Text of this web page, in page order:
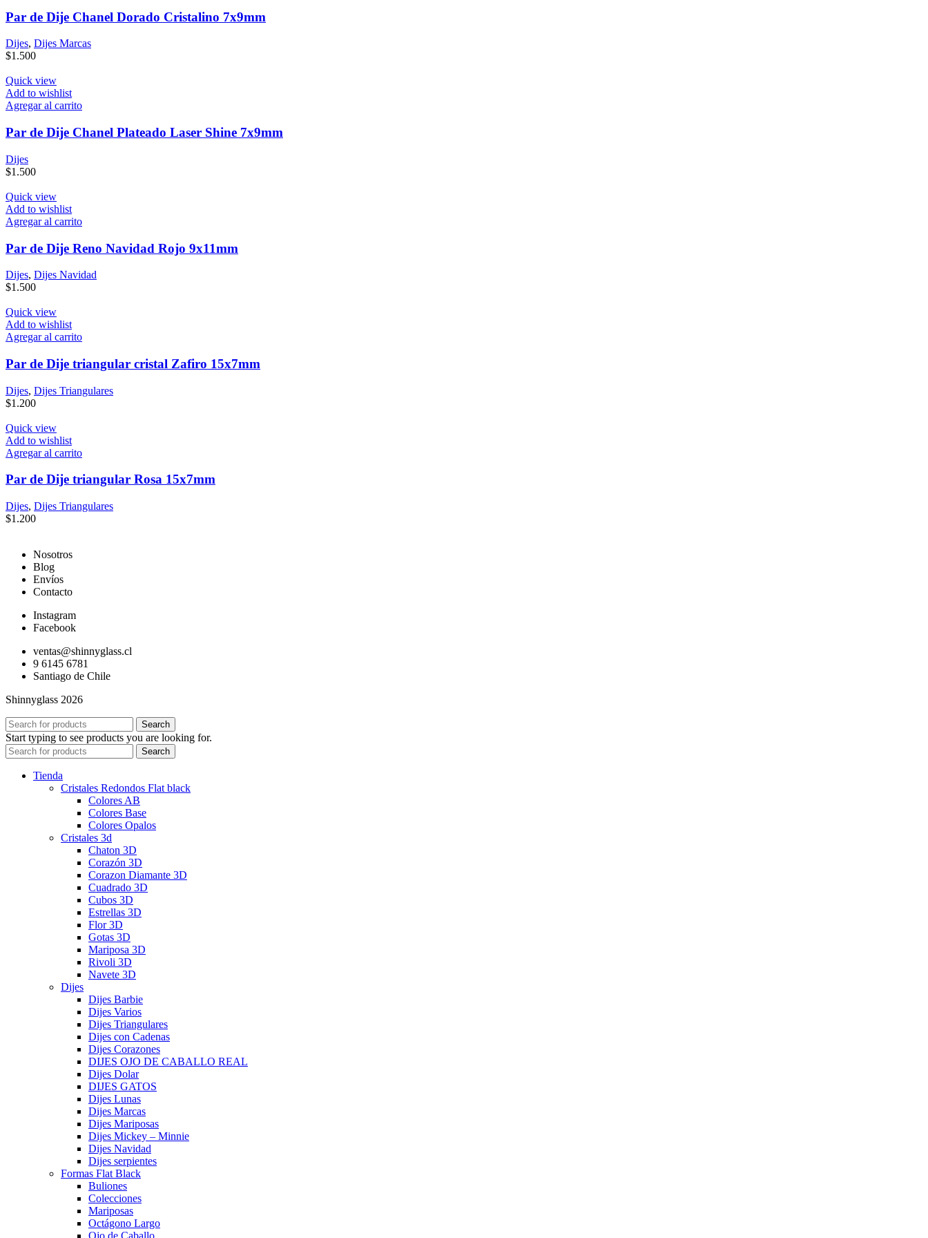
Par de Dije Chanel Dorado Cristalino 7x9mm
Dijes, Dijes Marcas
$1.500
Quick view
Add to wishlist
Agregar al carrito
Par de Dije Chanel Plateado Laser Shine 7x9mm
Dijes
$1.500
Quick view
Add to wishlist
Agregar al carrito
Par de Dije Reno Navidad Rojo 9x11mm
Dijes, Dijes Navidad
$1.500
Quick view
Add to wishlist
Agregar al carrito
Par de Dije triangular cristal Zafiro 15x7mm
Dijes, Dijes Triangulares
$1.200
Quick view
Add to wishlist
Agregar al carrito
Par de Dije triangular Rosa 15x7mm
Dijes, Dijes Triangulares
$1.200
Nosotros
Blog
Envíos
Contacto
Instagram
Facebook
ventas@shinnyglass.cl
9 6145 6781
Santiago de Chile
Shinnyglass 2026
Search
Start typing to see products you are looking for.
Search
Tienda
Cristales Redondos Flat black
Colores AB
Colores Base
Colores Opalos
Cristales 3d
Chaton 3D
Corazón 3D
Corazon Diamante 3D
Cuadrado 3D
Cubos 3D
Estrellas 3D
Flor 3D
Gotas 3D
Mariposa 3D
Rivoli 3D
Navete 3D
Dijes
Dijes Barbie
Dijes Varios
Dijes Triangulares
Dijes con Cadenas
Dijes Corazones
DIJES OJO DE CABALLO REAL
Dijes Dolar
DIJES GATOS
Dijes Lunas
Dijes Marcas
Dijes Mariposas
Dijes Mickey – Minnie
Dijes Navidad
Dijes serpientes
Formas Flat Black
Buliones
Colecciones
Mariposas
Octágono Largo